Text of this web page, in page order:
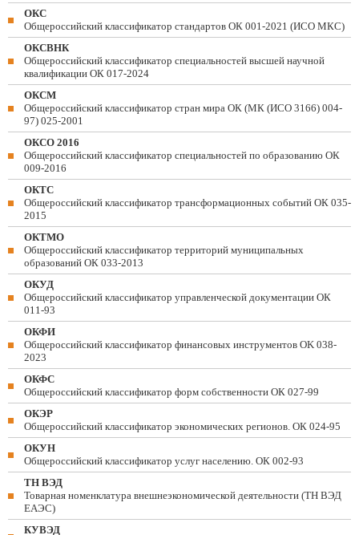
ОКС
Общероссийский классификатор стандартов ОК 001-2021 (ИСО МКС)
ОКСВНК
Общероссийский классификатор специальностей высшей научной
квалификации ОК 017-2024
ОКСМ
Общероссийский классификатор стран мира ОК (МК (ИСО 3166) 004-
97) 025-2001
ОКСО 2016
Общероссийский классификатор специальностей по образованию ОК
009-2016
ОКТС
Общероссийский классификатор трансформационных событий ОК 035-
2015
ОКТМО
Общероссийский классификатор территорий муниципальных
образований ОК 033-2013
ОКУД
Общероссийский классификатор управленческой документации ОК
011-93
ОКФИ
Общероссийский классификатор финансовых инструментов OK 038-
2023
ОКФС
Общероссийский классификатор форм собственности ОК 027-99
ОКЭР
Общероссийский классификатор экономических регионов. ОК 024-95
ОКУН
Общероссийский классификатор услуг населению. ОК 002-93
ТН ВЭД
Товарная номенклатура внешнеэкономической деятельности (ТН ВЭД
ЕАЭС)
КУВЭД